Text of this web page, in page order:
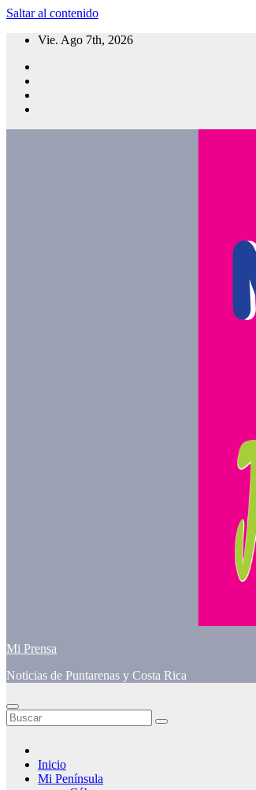
Saltar al contenido
Vie. Ago 7th, 2026
Mi Prensa
Noticias de Puntarenas y Costa Rica
Inicio
Mi Península